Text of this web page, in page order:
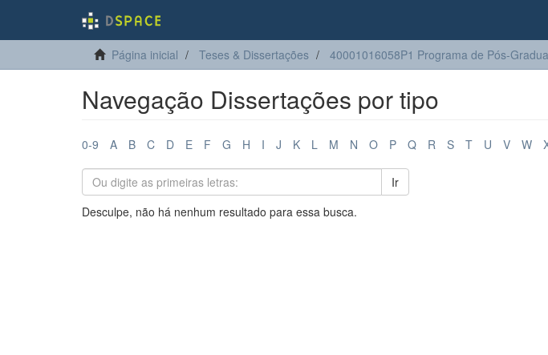
Página inicial Teses & Dissertações 40001016058P1 Programa de Pós-
Navegação Dissertações por tipo
0-9 A B C D E F G H I J K L M N O P Q R S T U V W
Ir
Desculpe, não há nenhum resultado para essa busca.